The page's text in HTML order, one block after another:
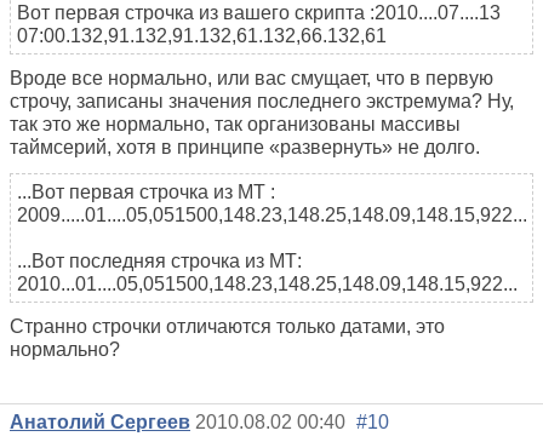
Вот первая строчка из вашего скрипта :2010....07....13
07:00.132,91.132,91.132,61.132,66.132,61
Вроде все нормально, или вас смущает, что в первую
строчу, записаны значения последнего экстремума? Ну,
так это же нормально, так организованы массивы
таймсерий, хотя в принципе «развернуть» не долго.
...Вот первая строчка из МТ :
2009.....01....05,051500,148.23,148.25,148.09,148.15,922...
...Вот последняя строчка из МТ:
2010...01....05,051500,148.23,148.25,148.09,148.15,922...
Странно строчки отличаются только датами, это
нормально?
Анатолий Сергеев 2010.08.02 00:40 #10